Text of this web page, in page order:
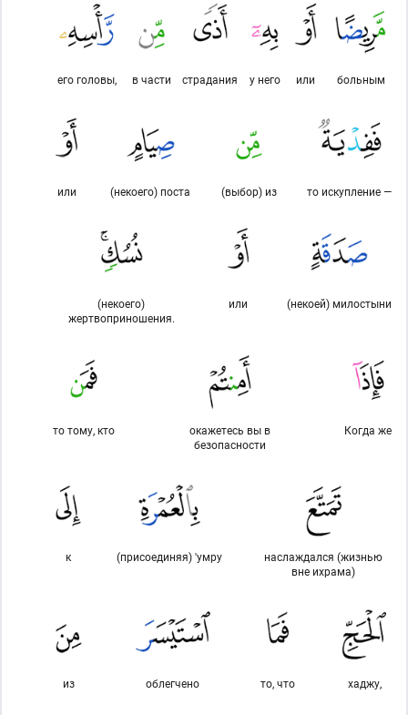
больным
или
у него
страдания
в части
его головы,
то искупление —
(выбор) из
(некоего) поста
или
(некоей) милостыни
или
(некоего)
жертвоприношения.
Когда же
окажетесь вы в
безопасности
то тому, кто
наслаждался (жизнью
вне ихрама)
(присоединяя) 'умру
к
хаджу,
то, что
облегчено
из